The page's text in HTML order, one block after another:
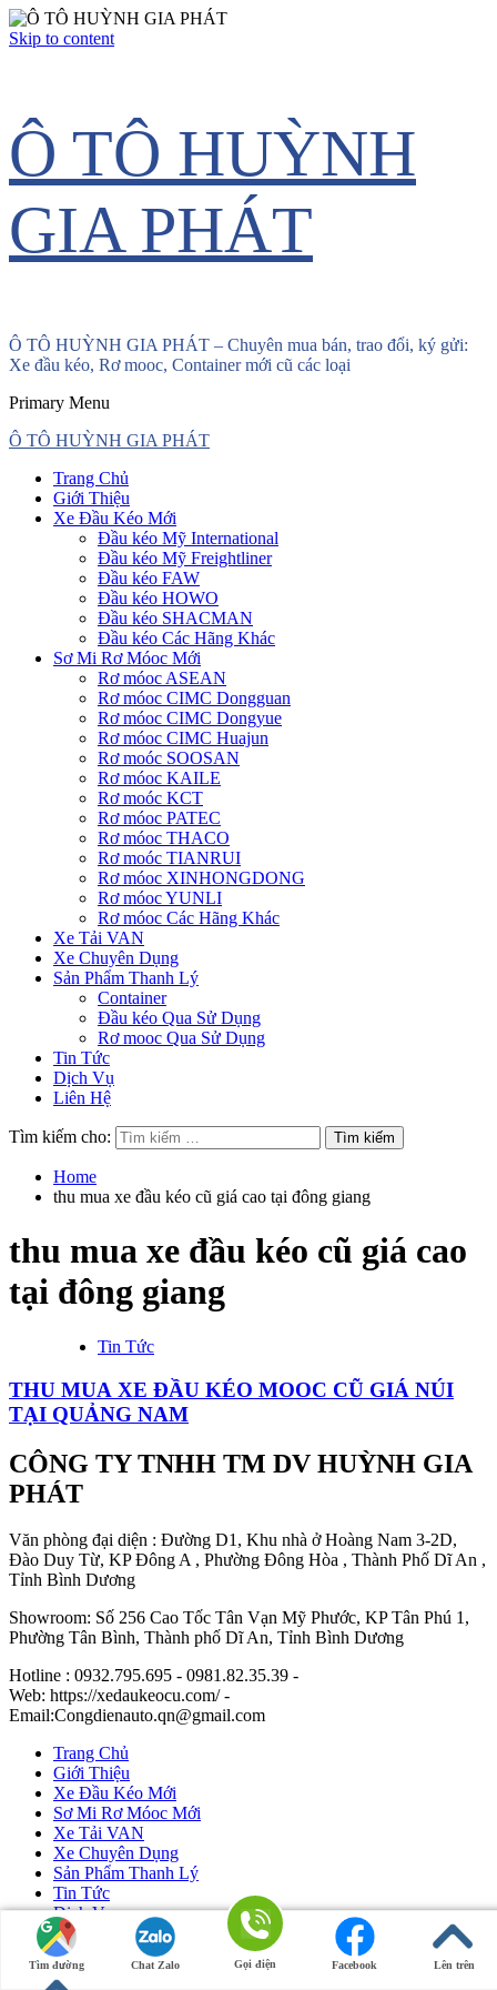
Skip to content
Ô TÔ HUỲNH
GIA PHÁT
Ô TÔ HUỲNH GIA PHÁT – Chuyên mua bán, trao đổi, ký gửi:
Xe đầu kéo, Rơ mooc, Container mới cũ các loại
Primary Menu
Ô TÔ HUỲNH GIA PHÁT
Trang Chủ
Giới Thiệu
Xe Đầu Kéo Mới
Đầu kéo Mỹ International
Đầu kéo Mỹ Freightliner
Đầu kéo FAW
Đầu kéo HOWO
Đầu kéo SHACMAN
Đầu kéo Các Hãng Khác
Sơ Mi Rơ Móoc Mới
Rơ móoc ASEAN
Rơ móoc CIMC Dongguan
Rơ móoc CIMC Dongyue
Rơ móoc CIMC Huajun
Rơ moóc SOOSAN
Rơ móoc KAILE
Rơ moóc KCT
Rơ móoc PATEC
Rơ móoc THACO
Rơ moóc TIANRUI
Rơ móoc XINHONGDONG
Rơ móoc YUNLI
Rơ móoc Các Hãng Khác
Xe Tải VAN
Xe Chuyên Dụng
Sản Phẩm Thanh Lý
Container
Đầu kéo Qua Sử Dụng
Rơ mooc Qua Sử Dụng
Tin Tức
Dịch Vụ
Liên Hệ
Tìm kiếm cho:
Home
thu mua xe đầu kéo cũ giá cao tại đông giang
thu mua xe đầu kéo cũ giá cao
tại đông giang
Tin Tức
THU MUA XE ĐẦU KÉO MOOC CŨ GIÁ NÚI
TẠI QUẢNG NAM
CÔNG TY TNHH TM DV HUỲNH GIA
PHÁT
Văn phòng đại diện : Đường D1, Khu nhà ở Hoàng Nam 3-2D,
Đào Duy Từ, KP Đông A , Phường Đông Hòa , Thành Phố Dĩ An ,
Tỉnh Bình Dương
Showroom: Số 256 Cao Tốc Tân Vạn Mỹ Phước, KP Tân Phú 1,
Phường Tân Bình, Thành phố Dĩ An, Tỉnh Bình Dương
Hotline : 0932.795.695 - 0981.82.35.39 -
Web: https://xedaukeocu.com/ -
Email:Congdienauto.qn@gmail.com
Tìm đường Chat Zalo Gọi điện Facebook Lên trên
Trang Chủ
Giới Thiệu
Xe Đầu Kéo Mới
Sơ Mi Rơ Móoc Mới
Xe Tải VAN
Xe Chuyên Dụng
Sản Phẩm Thanh Lý
Tin Tức
Dịch Vụ
Liên Hệ
Ô Tô Huỳnh Gia Phát|Xe Đầu Kéo Mỹ by Huỳnh Gia Phát.